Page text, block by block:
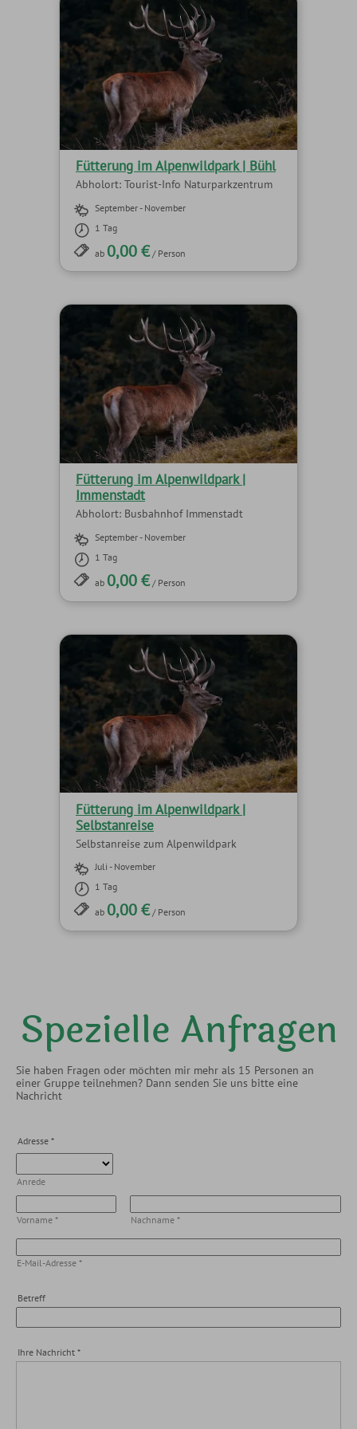
Fütterung im Alpenwildpark | Bühl
Abholort: Tourist-Info Naturparkzentrum
September - November
1 Tag
ab 0,00 €/ Person
Fütterung im Alpenwildpark |
Immenstadt
Abholort: Busbahnhof Immenstadt
September - November
1 Tag
ab 0,00 €/ Person
Fütterung im Alpenwildpark |
Selbstanreise
Selbstanreise zum Alpenwildpark
Juli - November
1 Tag
ab 0,00 €/ Person
Spezielle Anfragen
Sie haben Fragen oder möchten mir mehr als 15 Personen an
einer Gruppe teilnehmen? Dann senden Sie uns bitte eine
Nachricht
Adresse *
Anrede
Vorname * Nachname *
E-Mail-Adresse *
Betreff
Ihre Nachricht *